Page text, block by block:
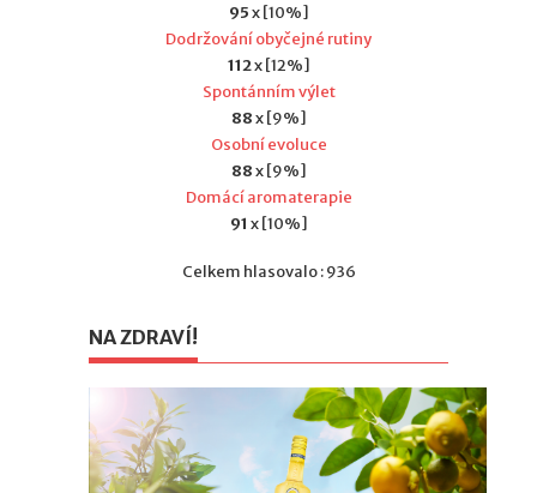
95x [10%]
Dodržování obyčejné rutiny
112x [12%]
Spontánním výlet
88x [9%]
Osobní evoluce
88x [9%]
Domácí aromaterapie
91 x [10%]
Celkem hlasovalo : 936
NA ZDRAVÍ!